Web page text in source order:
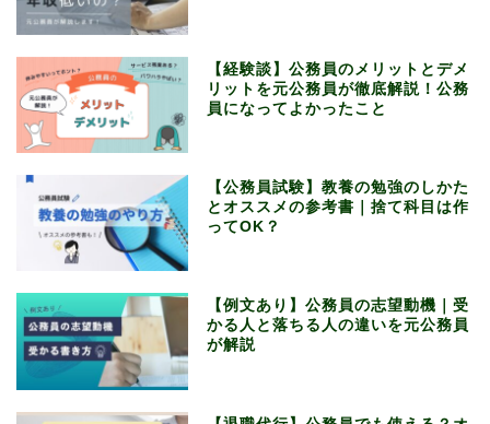
【経験談】公務員のメリットとデメ
リットを元公務員が徹底解説！公務
員になってよかったこと
【公務員試験】教養の勉強のしかた
とオススメの参考書｜捨て科目は作
ってOK？
【例文あり】公務員の志望動機｜受
かる人と落ちる人の違いを元公務員
が解説